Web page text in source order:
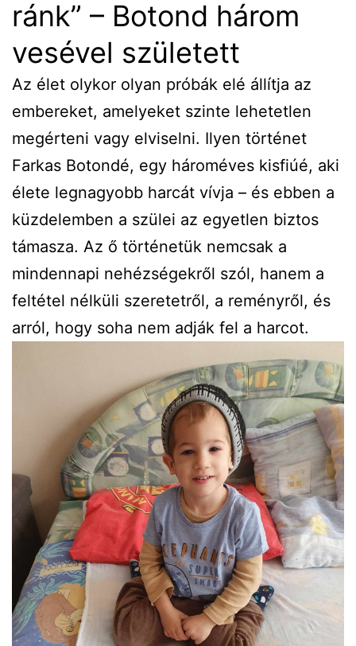
ránk” – Botond három
vesével született
Az élet olykor olyan próbák elé állítja az
embereket, amelyeket szinte lehetetlen
megérteni vagy elviselni. Ilyen történet
Farkas Botondé, egy hároméves kisfiúé, aki
élete legnagyobb harcát vívja – és ebben a
küzdelemben a szülei az egyetlen biztos
támasza. Az ő történetük nemcsak a
mindennapi nehézségekről szól, hanem a
feltétel nélküli szeretetről, a reményről, és
arról, hogy soha nem adják fel a harcot.